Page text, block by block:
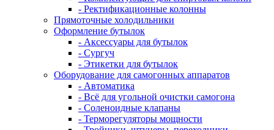
- Ректификационные колонны
Прямоточные холодильники
Оформление бутылок
- Аксессуары для бутылок
- Сургуч
- Этикетки для бутылок
Оборудование для самогонных аппаратов
- Автоматика
- Всё для угольной очистки самогона
- Соленоидные клапаны
- Терморегуляторы мощности